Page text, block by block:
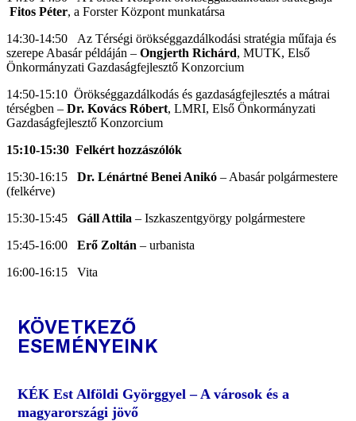
Fitos Péter, a Forster Központ munkatársa
14:30-14:50 Az Térségi örökséggazdálkodási stratégia műfaja és
szerepe Abasár példáján – Ongjerth Richárd, MUTK, Első
Önkormányzati Gazdaságfejlesztő Konzorcium
14:50-15:10 Örökséggazdálkodás és gazdaságfejlesztés a mátrai
térségben – Dr. Kovács Róbert, LMRI, Első Önkormányzati
Gazdaságfejlesztő Konzorcium
15:10-15:30 Felkért hozzászólók
15:30-16:15 Dr. Lénártné Benei Anikó – Abasár polgármestere
(felkérve)
15:30-15:45 Gáll Attila – Iszkaszentgyörgy polgármestere
15:45-16:00 Erő Zoltán – urbanista
16:00-16:15 Vita
KÖVETKEZŐ
ESEMÉNYEINK
KÉK Est Alföldi Györggyel – A városok és a
magyarországi jövő